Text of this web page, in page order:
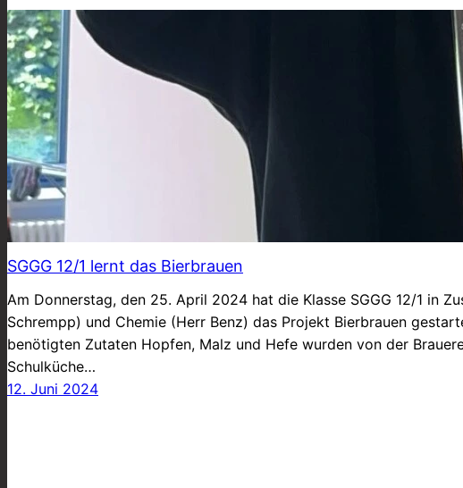
SGGG 12/1 lernt das Bierbrauen
Am Donnerstag, den 25. April 2024 hat die Klasse SGGG 12/1 in
Schrempp) und Chemie (Herr Benz) das Projekt Bierbrauen
benötigten Zutaten Hopfen, Malz und Hefe wurden von der
Schulküche…
12. Juni 2024